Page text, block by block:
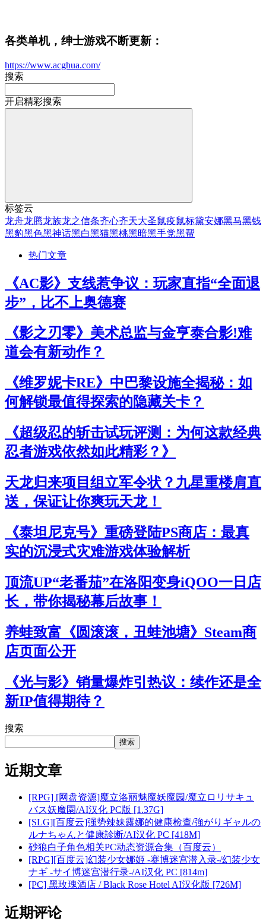
各类单机，绅士游戏不断更新：
https://www.acghua.com/
搜索
开启精彩搜索
标签云
龙舟龙腾龙族龙之信条齐心齐天大圣鼠疫鼠标黛安娜黑马黑钱
黑豹黑色黑神话黑白黑猫黑桃黑暗黑手党黑帮
热门文章
《AC影》支线惹争议：玩家直指“全面退
步”，比不上奥德赛
《影之刃零》美术总监与金亨泰合影!难
道会有新动作？
《维罗妮卡RE》中巴黎设施全揭秘：如
何解锁最值得探索的隐藏关卡？
《超级忍的斩击试玩评测：为何这款经典
忍者游戏依然如此精彩？》
天龙归来项目组立军令状？九星重楼肩直
送，保证让你爽玩天龙！
《泰坦尼克号》重磅登陆PS商店：最真
实的沉浸式灾难游戏体验解析
顶流UP“老番茄”在洛阳变身iQOO一日店
长，带你揭秘幕后故事！
养蛙致富《圆滚滚，丑蛙池塘》Steam商
店页面公开
《光与影》销量爆炸引热议：续作还是全
新IP值得期待？
搜索
搜索
近期文章
[RPG] [网盘资源]魔立洛丽魅魔妖魔园/魔立ロリサキュ
バス妖魔園/AI汉化 PC版 [1.37G]
[SLG][百度云]强势辣妹露娜的健康检查/強がりギャルの
ルナちゃんと健康診断/AI汉化 PC [418M]
砂狼白子角色相关PC动态资源合集（百度云）
[RPG][百度云]幻装少女娜姬 -赛博迷宫潜入录-/幻装少女
ナギ -サイ博迷宫潜行录-/AI汉化 PC [814m]
[PC] 黑玫瑰酒店 / Black Rose Hotel AI汉化版 [726M]
近期评论